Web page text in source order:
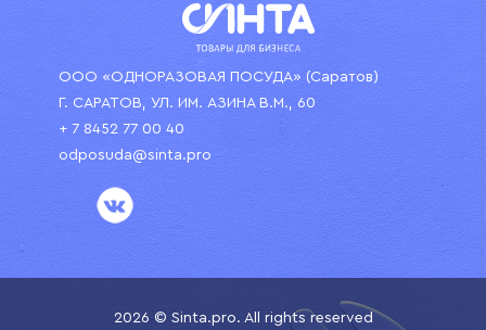
ООО «ОДНОРАЗОВАЯ ПОСУДА» (Саратов)
Г. САРАТОВ, УЛ. ИМ. АЗИНА В.М., 60
+ 7 8452 77 00 40
odposuda@sinta.pro
2026 © Sinta.pro. All rights reserved